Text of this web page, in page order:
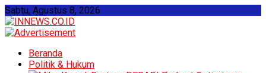
Sabtu, Agustus 8, 2026
Beranda
Politik & Hukum